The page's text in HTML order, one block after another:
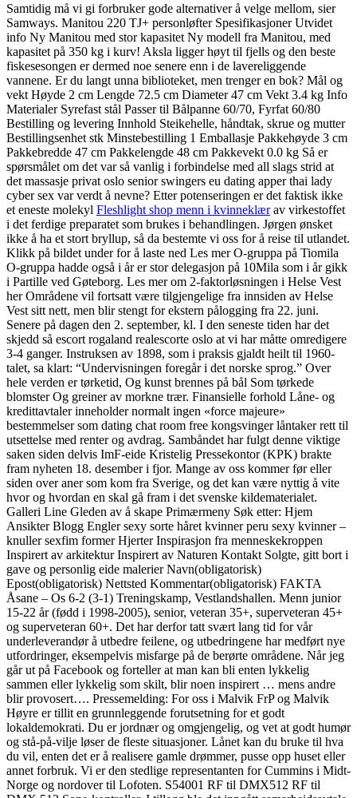
Samtidig må vi gi forbruker gode alternativer å velge mellom, sier
Samways. Manitou 220 TJ+ personløfter Spesifikasjoner Utvidet
info Ny Manitou med stor kapasitet Ny modell fra Manitou, med
kapasitet på 350 kg i kurv! Aksla ligger høyt til fjells og den beste
fiskesesongen er dermed noe senere enn i de lavereliggende
vannene. Er du langt unna biblioteket, men trenger en bok? Mål og
vekt Høyde 2 cm Lengde 72.5 cm Diameter 47 cm Vekt 3.4 kg Info
Materialer Syrefast stål Passer til Bålpanne 60/70, Fyrfat 60/80
Bestilling og levering Innhold Steikehelle, håndtak, skrue og mutter
Bestillingsenhet stk Minstebestilling 1 Emballasje Pakkehøyde 3 cm
Pakkebredde 47 cm Pakkelengde 48 cm Pakkevekt 0.0 kg Så er
spørsmålet om det var så vanlig i forbindelse med all slags strid at
det massasje privat oslo senior swingers eu dating apper thai lady
cyber sex var verdt å nevne? Etter potenseringen er det faktisk ikke
et eneste molekyl Fleshlight shop menn i kvinneklærav virkestoffet
i det ferdige preparatet som brukes i behandlingen. Jørgen ønsket
ikke å ha et stort bryllup, så da bestemte vi oss for å reise til utlandet.
Klikk på bildet under for å laste ned Les mer O-gruppa på Tiomila
O-gruppa hadde også i år er stor delegasjon på 10Mila som i år gikk
i Partille ved Gøteborg. Les mer om 2-faktorløsningen i Helse Vest
her Områdene vil fortsatt være tilgjengelige fra innsiden av Helse
Vest sitt nett, men blir stengt for ekstern pålogging fra 22. juni.
Senere på dagen den 2. september, kl. I den seneste tiden har det
skjedd så escort rogaland realescorte oslo at vi har måtte omredigere
3-4 ganger. Instruksen av 1898, som i praksis gjaldt heilt til 1960-
talet, sa klart: “Undervisningen foregår i det norske sprog.” Over
hele verden er tørketid, Og kunst brennes på bål Som tørkede
blomster Og greiner av morkne trær. Finansielle forhold Låne- og
kredittavtaler inneholder normalt ingen «force majeure»
bestemmelser som dating chat room free kongsvinger låntaker rett til
utsettelse med renter og avdrag. Sambåndet har fulgt denne viktige
saken siden delvis ImF-eide Kristelig Pressekontor (KPK) brakte
fram nyheten 18. desember i fjor. Mange av oss kommer før eller
siden over aner som kom fra Sverige, og det kan være nyttig å vite
hvor og hvordan en skal gå fram i det svenske kildematerialet.
Galleri Line Gleden av å skape Primærmeny Søk etter: Hjem
Ansikter Blogg Engler sexy sorte håret kvinner peru sexy kvinner –
knuller sexfim former Hjerter Inspirasjon fra menneskekroppen
Inspirert av arkitektur Inspirert av Naturen Kontakt Solgte, gitt bort i
gave og personlig eide malerier Navn(obligatorisk)
Epost(obligatorisk) Nettsted Kommentar(obligatorisk) FAKTA
Åsane – Os 6-2 (3-1) Treningskamp, Vestlandshallen. Menn junior
15-22 år (fødd i 1998-2005), senior, veteran 35+, superveteran 45+
og superveteran 60+. Det har derfor tatt svært lang tid for vår
underleverandør å utbedre feilene, og utbedringene har medført nye
utfordringer, eksempelvis misfarge på de berørte områdene. Når jeg
går ut på Facebook og forteller at man kan bli enten lykkelig
sammen eller lykkelig som skilt, blir noen inspirert … mens andre
blir provosert…. Pressemelding: For oss i Malvik FrP og Malvik
Høyre er tillit en grunnleggende forutsetning for et godt
lokaldemokrati. Du er jordnær og omgjengelig, og vet at godt humør
og stå-på-vilje løser de fleste situasjoner. Lånet kan du bruke til hva
du vil, enten det er å realisere gamle drømmer, pusse opp huset eller
annet forbruk. Vi er den stedlige representanten for Cummins i Midt-
Norge og nordover til Lofoten. S54001 RF til DMX512 RF til